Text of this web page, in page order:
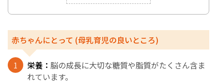
赤ちゃんにとって (母乳育児の良いところ)
栄養： 脳の成長に大切な糖質や脂質がたくさん含ま
れています。
English Page